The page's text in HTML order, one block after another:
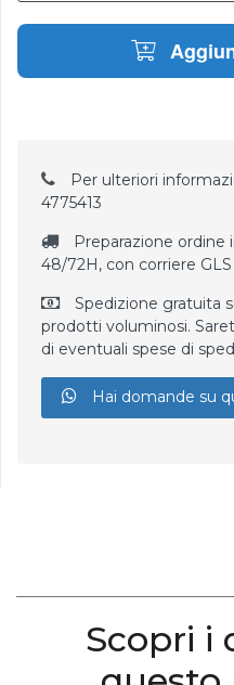
Per ulteriori
4775413
Preparazione ordine
48/72H, con corriere GLS
Spedizione gratuita
prodotti voluminosi.
di eventuali spese di
Hai domande su
Scopri i